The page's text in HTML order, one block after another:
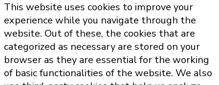
This website uses cookies to improve your
experience while you navigate through the
website. Out of these, the cookies that are
categorized as necessary are stored on your
browser as they are essential for the working
of basic functionalities of the website. We also